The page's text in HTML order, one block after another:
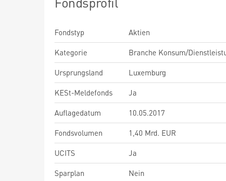
Fondstyp
Aktien
Kategorie
Branche Konsum/
Ursprungsland
Luxemburg
KESt-Meldefonds
Ja
Auflagedatum
10.05.2017
Fondsvolumen
1,40 Mrd. EUR
UCITS
Ja
Sparplan
Nein